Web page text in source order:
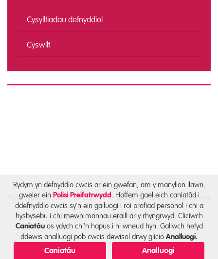
Cysylltiadau defnyddiol
Cyswllt
Polisi Preifatrwydd Telerau ac Amodau Cais Mynediad Pwnc
© 2026 Comisiynydd Plant Cymru
Rydym yn defnyddio cwcis ar ein gwefan, am y manylion llawn,
gweler ein Polisi Preifatrwydd. Hoffem gael eich caniatâd i
ddefnyddio cwcis sy'n ein galluogi i roi profiad personol i chi a
hysbysebu i chi mewn mannau eraill ar y rhyngrwyd. Cliciwch
Caniatáuos ydych chi'n hapus i ni wneud hyn. Gallwch hefyd
ddewis analluogi pob cwcis dewisol drwy glicio Analluogi.
Caniatáu Analluogi